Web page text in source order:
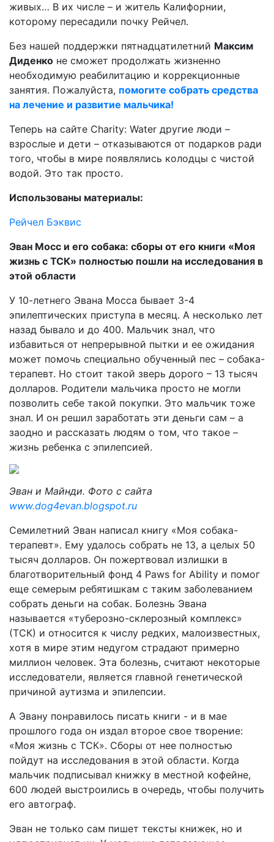
живых… В их числе – и житель Калифорнии,
которому пересадили почку Рейчел.
Без нашей поддержки пятнадцатилетний Максим
Диденко не сможет продолжать жизненно
необходимую реабилитацию и коррекционные
занятия. Пожалуйста, помогите собрать средства
на лечение и развитие мальчика!
Теперь на сайте Charity: Water другие люди –
взрослые и дети – отказываются от подарков ради
того, чтобы в мире появлялись колодцы с чистой
водой. Это так просто.
Использованы материалы:
Рейчел Бэквис
Эван Мосс и его собака: сборы от его книги «Моя
жизнь с ТСК» полностью пошли на исследования в
этой области
У 10-летнего Эвана Мосса бывает 3-4
эпилептических приступа в месяц. А несколько лет
назад бывало и до 400. Мальчик знал, что
избавиться от непрерывной пытки и ее ожидания
может помочь специально обученный пес – собака-
терапевт. Но стоит такой зверь дорого – 13 тысяч
долларов. Родители мальчика просто не могли
позволить себе такой покупки. Это мальчик тоже
знал. И он решил заработать эти деньги сам – а
заодно и рассказать людям о том, что такое –
жизнь ребенка с эпилепсией.
Эван и Майнди. Фото с сайта
www.dog4evan.blogspot.ru
Семилетний Эван написал книгу «Моя собака-
терапевт». Ему удалось собрать не 13, а целых 50
тысяч долларов. Он пожертвовал излишки в
благотворительный фонд 4 Paws for Ability и помог
еще семерым ребятишкам с таким заболеванием
собрать деньги на собак. Болезнь Эвана
называется «туберозно-склерозный комплекс»
(ТСК) и относится к числу редких, малоизвестных,
хотя в мире этим недугом страдают примерно
миллион человек. Эта болезнь, считают некоторые
исследователи, является главной генетической
причиной аутизма и эпилепсии.
А Эвану понравилось писать книги - и в мае
прошлого года он издал второе свое творение:
«Моя жизнь с ТСК». Сборы от нее полностью
пойдут на исследования в этой области. Когда
мальчик подписывал книжку в местной кофейне,
600 людей выстроились в очередь, чтобы получить
его автограф.
Эван не только сам пишет тексты книжек, но и